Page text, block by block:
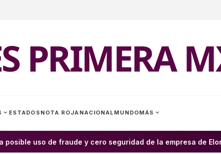
PRIMERA
expand_more ESTADOS NOTA ROJA NACIONAL MUNDOMÁS expand_more
uso de fraude y cero seguridad de la empresa de Elon